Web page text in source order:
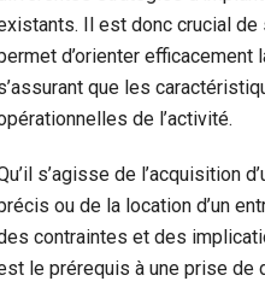
Il est donc crucial
d’orienter efficacement
que les
de l’activité.
s’agisse de l’acquisition
ou de la location d’un
contraintes et des
le prérequis à une prise de